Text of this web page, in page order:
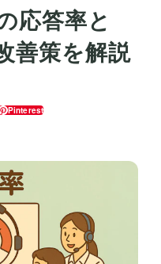
応答率と
善策を解説
Pinterest